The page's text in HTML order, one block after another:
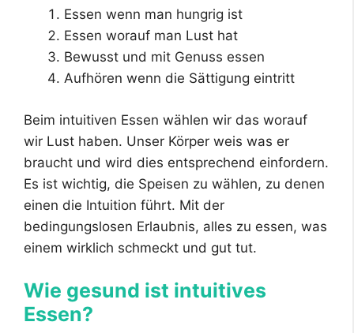
Essen wenn man hungrig ist
Essen worauf man Lust hat
Bewusst und mit Genuss essen
Aufhören wenn die Sättigung eintritt
Beim intuitiven Essen wählen wir das worauf
wir Lust haben. Unser Körper weis was er
braucht und wird dies entsprechend einfordern.
Es ist wichtig, die Speisen zu wählen, zu denen
einen die Intuition führt. Mit der
bedingungslosen Erlaubnis, alles zu essen, was
einem wirklich schmeckt und gut tut.
Wie gesund ist intuitives
Essen?